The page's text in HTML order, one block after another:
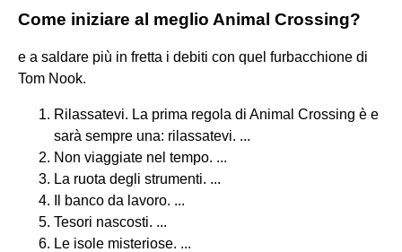
Come iniziare al meglio Animal Crossing?
e a saldare più in fretta i debiti con quel furbacchione di
Tom Nook.
Rilassatevi. La prima regola di Animal Crossing è e
sarà sempre una: rilassatevi. ...
Non viaggiate nel tempo. ...
La ruota degli strumenti. ...
Il banco da lavoro. ...
Tesori nascosti. ...
Le isole misteriose. ...